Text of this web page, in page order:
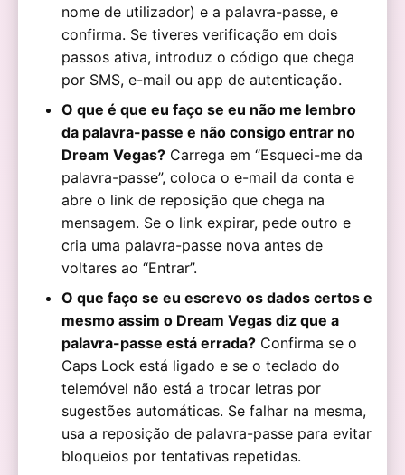
nome de utilizador) e a palavra-passe, e
confirma. Se tiveres verificação em dois
passos ativa, introduz o código que chega
por SMS, e-mail ou app de autenticação.
O que é que eu faço se eu não me lembro
da palavra-passe e não consigo entrar no
Dream Vegas? Carrega em “Esqueci-me da
palavra-passe”, coloca o e-mail da conta e
abre o link de reposição que chega na
mensagem. Se o link expirar, pede outro e
cria uma palavra-passe nova antes de
voltares ao “Entrar”.
O que faço se eu escrevo os dados certos e
mesmo assim o Dream Vegas diz que a
palavra-passe está errada? Confirma se o
Caps Lock está ligado e se o teclado do
telemóvel não está a trocar letras por
sugestões automáticas. Se falhar na mesma,
usa a reposição de palavra-passe para evitar
bloqueios por tentativas repetidas.